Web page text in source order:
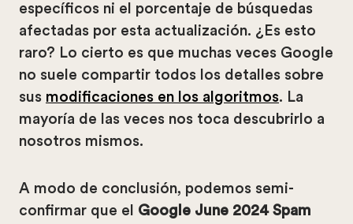
específicos ni el porcentaje de búsquedas
afectadas por esta actualización. ¿Es esto
raro? Lo cierto es que muchas veces Google
no suele compartir todos los detalles sobre
sus modificaciones en los algoritmos. La
mayoría de las veces nos toca descubrirlo a
nosotros mismos.
A modo de conclusión, podemos semi-
confirmar que el Google June 2024 Spam